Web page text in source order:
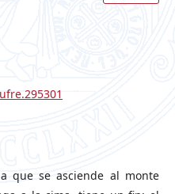
que se asciende al monte